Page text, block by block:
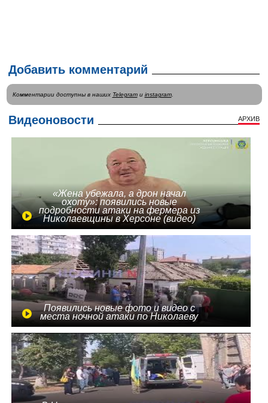
Добавить комментарий
Комментарии доступны в наших Telegramи instagram.
Видеоновости АРХИВ
«Жена убежала, а дрон начал
охоту»: появились новые
подробности атаки на фермера из
Николаевщины в Херсоне (видео)
Появились новые фото и видео с
места ночной атаки по Николаеву